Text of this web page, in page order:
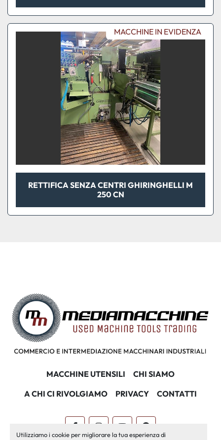
Utilizziamo i cookie per migliorare la tua esperienza di
MACCHINE IN EVIDENZA
RETTIFICA SENZA CENTRI GHIRINGHELLI M
250 CN
MACCHINE UTENSILI
CHI SIAMO
A CHI CI RIVOLGIAMO
PRIVACY CONTATTI
facebookinstagramyoutubepinterest